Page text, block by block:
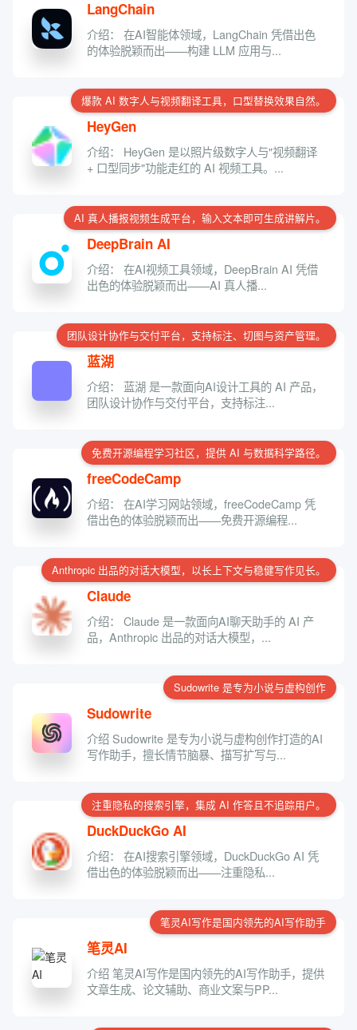
LangChain
介绍： 在AI智能体领域，LangChain 凭借出色
的体验脱颖而出——构建 LLM 应用与...
爆款 AI 数字人与视频翻译工具，口型替换效果自然。
HeyGen
介绍： HeyGen 是以照片级数字人与"视频翻译
+ 口型同步"功能走红的 AI 视频工具。...
AI 真人播报视频生成平台，输入文本即可生成讲解片。
DeepBrain AI
介绍： 在AI视频工具领域，DeepBrain AI 凭借
出色的体验脱颖而出——AI 真人播...
团队设计协作与交付平台，支持标注、切图与资产管理。
蓝湖
介绍： 蓝湖 是一款面向AI设计工具的 AI 产品，
团队设计协作与交付平台，支持标注...
免费开源编程学习社区，提供 AI 与数据科学路径。
freeCodeCamp
介绍： 在AI学习网站领域，freeCodeCamp 凭
借出色的体验脱颖而出——免费开源编程...
Anthropic 出品的对话大模型，以长上下文与稳健写作见长。
Claude
介绍： Claude 是一款面向AI聊天助手的 AI 产
品，Anthropic 出品的对话大模型，...
Sudowrite 是专为小说与虚构创作
Sudowrite
介绍 Sudowrite 是专为小说与虚构创作打造的AI
写作助手，擅长情节脑暴、描写扩写与...
注重隐私的搜索引擎，集成 AI 作答且不追踪用户。
DuckDuckGo AI
介绍： 在AI搜索引擎领域，DuckDuckGo AI 凭
借出色的体验脱颖而出——注重隐私...
笔灵AI写作是国内领先的AI写作助手
笔灵AI
介绍 笔灵AI写作是国内领先的AI写作助手，提供
文章生成、论文辅助、商业文案与PP...